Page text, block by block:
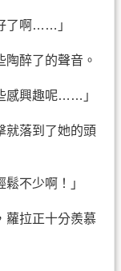
了啊……」
醉了的聲音。
感興趣呢……」
就落到了她的頭
不少啊！」
蘿拉正十分羨慕